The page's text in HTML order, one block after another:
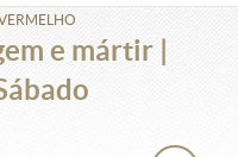
e mártir |